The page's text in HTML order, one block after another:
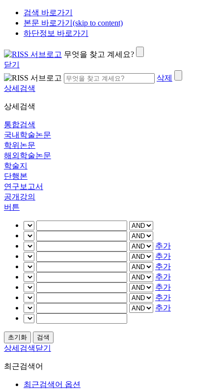
검색 바로가기
본문 바로가기(skip to content)
하단정보 바로가기
무엇을 찾고 계세요?
닫기
삭제
상세검색
상세검색
통합검색
국내학술논문
학위논문
해외학술논문
학술지
단행본
연구보고서
공개강의
버튼
추가
추가
추가
추가
추가
추가
추가
상세검색닫기
최근검색어
최근검색어 옵션